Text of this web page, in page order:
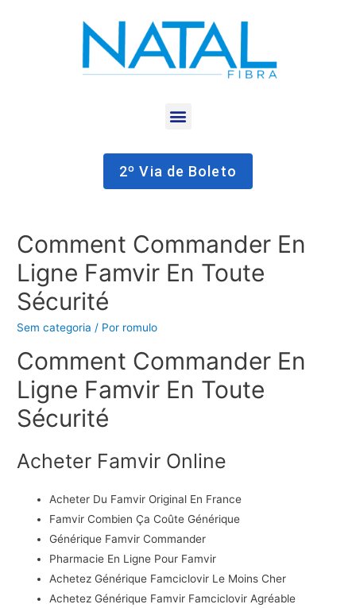
2º Via de Boleto
Comment Commander En
Ligne Famvir En Toute
Sécurité
Sem categoria / Por romulo
Comment Commander En
Ligne Famvir En Toute
Sécurité
Acheter Famvir Online
Acheter Du Famvir Original En France
Famvir Combien Ça Coûte Générique
Générique Famvir Commander
Pharmacie En Ligne Pour Famvir
Achetez Générique Famciclovir Le Moins Cher
Achetez Générique Famvir Famciclovir Agréable